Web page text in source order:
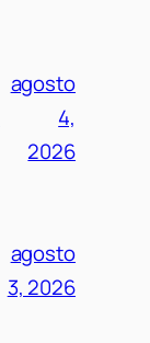
agosto
4,
2026
agosto
3, 2026